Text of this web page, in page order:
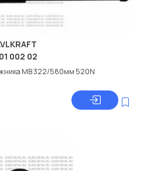
002 02
МВ 322/580мм 520N